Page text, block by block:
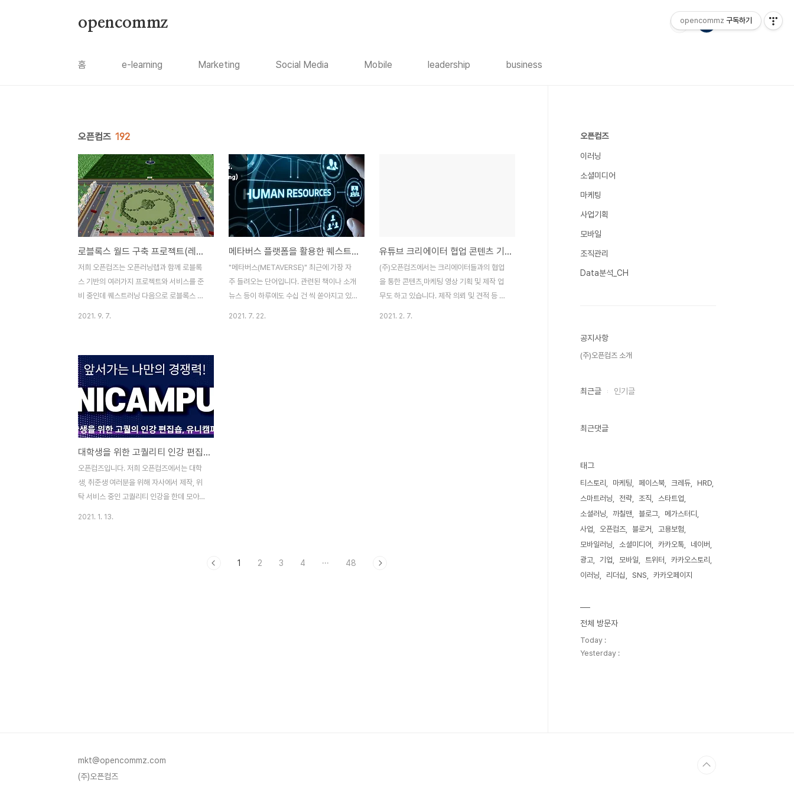
opencommz
홈 e-learning Marketing Social Media Mobile leadership business
오픈컴즈 192
로블록스 월드 구축 프로젝트(레드블록 프로젝트)
저희 오픈컴즈는 오픈러닝랩과 함께 로블록
스 기반의 여러가지 프로젝트와 서비스를 준
비 중인데 퀘스트러닝 다음으로 로블록스 내
합니다. * 국회의사당 월드 방문하기
https://www.roblox.com/games/7274770710/RB-
Project-1 RB Project 1 Roblox에서 제
작된 수백만 개의 사용자 제작 3D 콘텐츠 중
하나인 RB Project 1을(를) 살펴보세요. 대
한민국의 랜드마크 중심으로 메타버스 월드
를 만드는 RB 프로젝트입니다. 첫 번째 프로
젝트로 국회 www.roblox.com 실제 여의
도 국회의사..
2021. 9. 7.
메타버스 플랫폼을 활용한 퀘스트러닝
"메타버스(METAVERSE)" 최근에 가장 자
주 들려오는 단어입니다. 관련된 책이나 소개
뉴스 등이 하루에도 수십 건 씩 쏟아지고 있
2021. 7. 22.
유튜브 크리에이터 협업 콘텐츠 기획,제작
(주)오픈컴즈에서는 크리에이터들과의 협업
을 통한 콘텐츠,마케팅 영상 기획 및 제작 업
무도 하고 있습니다. 제작 의뢰 및 견적 등 문
2021. 2. 7.
대학생을 위한 고퀄리티 인강 편집샵, "유니캠퍼스" 오픈
오픈컴즈입니다. 저희 오픈컴즈에서는 대학
생, 취준생 여러분을 위해 자사에서 제작, 위
탁 서비스 중인 고퀄리티 인강을 한데 모아서
2021. 1. 13.
1 2 3 4 ··· 48
오픈컴즈
이러닝
소셜미디어
마케팅
사업기획
모바일
조직관리
Data분석_CH
공지사항
(주)오픈컴즈 소개
최근글 인기글
최근댓글
태그
티스토리 마케팅 페이스북 크레듀
HRD
스마트러닝
전략 조직
스타트업
소셜러닝
까칠맨 블로그
메가스터디
사업
오픈컴즈 블로거
고용보험
모바일러닝
소셜미디어 카카오톡
네이버
광고
기업 모바일 트위터
카카오스토리
이러닝
리더십 SNS 카카오페이지
전체 방문자
Today :
Yesterday :
mkt@opencommz.com
(주)오픈컴즈
opencommz 구독하기